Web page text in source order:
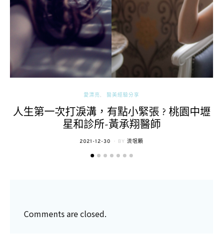
愛漂亮 醫美經驗分享
人生第一次打淚溝，有點小緊張 ? 桃園中壢
星和診所-黃承翔醫師
POSTED
2021-12-30 BY 流氓顆
Comments are closed.